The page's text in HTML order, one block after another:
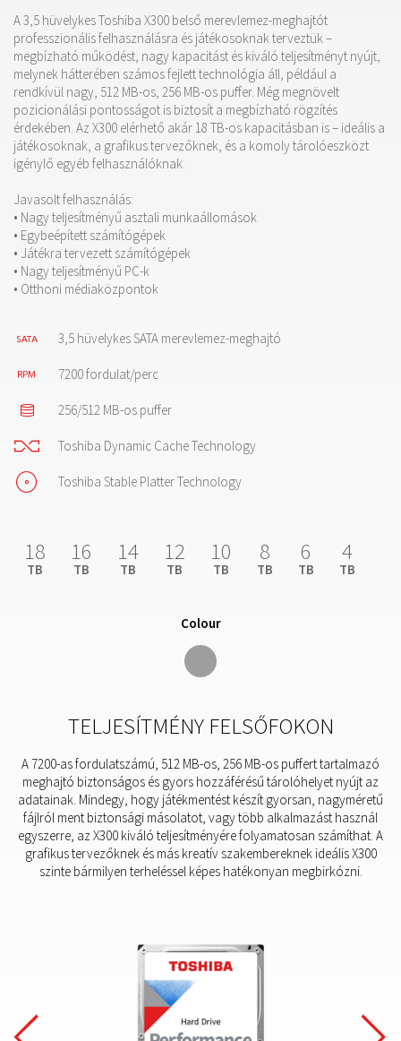
A 3,5 hüvelykes Toshiba X300 belső merevlemez-meghajtót
professzionális felhasználásra és játékosoknak terveztük –
megbízható működést, nagy kapacitást és kiváló teljesítményt nyújt,
melynek hátterében számos fejlett technológia áll, például a
rendkívül nagy, 512 MB-os, 256 MB-os puffer. Még megnövelt
pozicionálási pontosságot is biztosít a megbízható rögzítés
érdekében. Az X300 elérhető akár 18 TB-os kapacitásban is – ideális a
játékosoknak, a grafikus tervezőknek, és a komoly tárolóeszközt
igénylő egyéb felhasználóknak.
Javasolt felhasználás:
• Nagy teljesítményű asztali munkaállomások
• Egybeépített számítógépek
• Játékra tervezett számítógépek
• Nagy teljesítményű PC-k
• Otthoni médiaközpontok
3,5 hüvelykes SATA merevlemez-meghajtó
7200 fordulat/perc
256/512 MB-os puffer
Toshiba Dynamic Cache Technology
Toshiba Stable Platter Technology
18
TB
16
TB
14
TB
12
TB
10
TB
8
TB
6
TB
4
TB
Colour
TELJESÍTMÉNY FELSŐFOKON
A 7200-as fordulatszámú, 512 MB-os, 256 MB-os puffert tartalmazó
meghajtó biztonságos és gyors hozzáférésű tárolóhelyet nyújt az
adatainak. Mindegy, hogy játékmentést készít gyorsan, nagyméretű
fájlról ment biztonsági másolatot, vagy több alkalmazást használ
egyszerre, az X300 kiváló teljesítményére folyamatosan számíthat. A
grafikus tervezőknek és más kreatív szakembereknek ideális X300
szinte bármilyen terheléssel képes hatékonyan megbirkózni.